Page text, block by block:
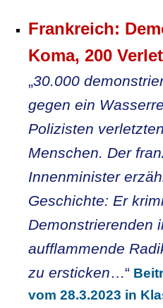
Frankreich:
Koma, 200
„30.000
gegen ein
Polizisten
Menschen. Der
Innenminister
Geschichte: Er
Demonstrierenden
aufflammende
zu ersticken…“
vom 28.3.2023 in